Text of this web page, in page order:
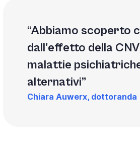
Abbiamo scoperto
dall'effetto della
malattie
alternativi
Chiara Auwerx, dottoranda